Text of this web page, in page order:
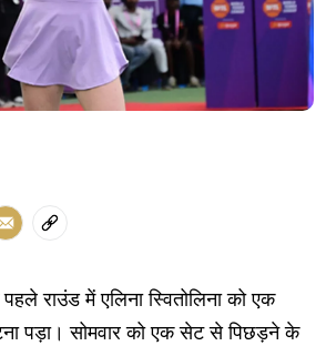
राउंड में एलिना स्वितोलिना को एक
पड़ा। सोमवार को एक सेट से पिछड़ने के